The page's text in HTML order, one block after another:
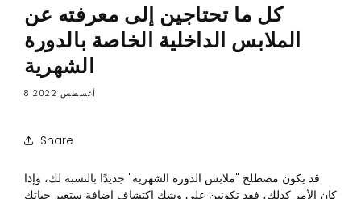
كل ما تحتاجين إلى معرفته عن
الملابس الداخلية الخاصة بالدورة
الشهرية
8 أغسطس 2022
Share
قد يكون مصطلح "ملابس الدورة الشهرية" جديدًا بالنسبة لك، وإذا
كان الأمر كذلك، فقد تكونين على وشك اكتشاف إضافة ستغير حياتك